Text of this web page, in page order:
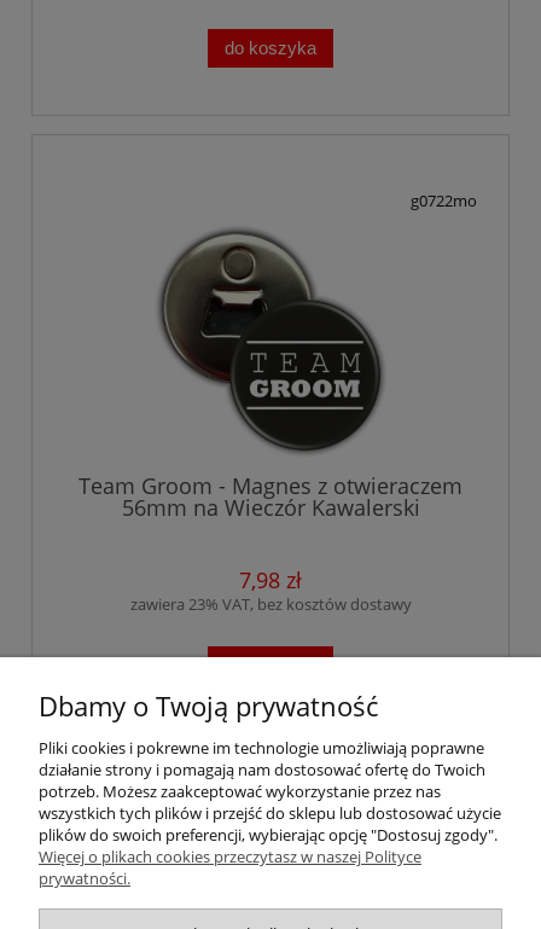
do koszyka
g0722mo
Team Groom - Magnes z otwieraczem
56mm na Wieczór Kawalerski
7,98 zł
zawiera 23% VAT, bez kosztów dostawy
« 1 ... 140 141 142 143 144
...
172
»
Pomoc
Dbamy o Twoją prywatność
Pliki cookies i pokrewne im technologie umożliwiają poprawne
działanie strony i pomagają nam dostosować ofertę do Twoich
potrzeb. Możesz zaakceptować wykorzystanie przez nas
wszystkich tych plików i przejść do sklepu lub dostosować użycie
plików do swoich preferencji, wybierając opcję "Dostosuj zgody".
Więcej o plikach cookies przeczytasz w naszej Polityce
prywatności.